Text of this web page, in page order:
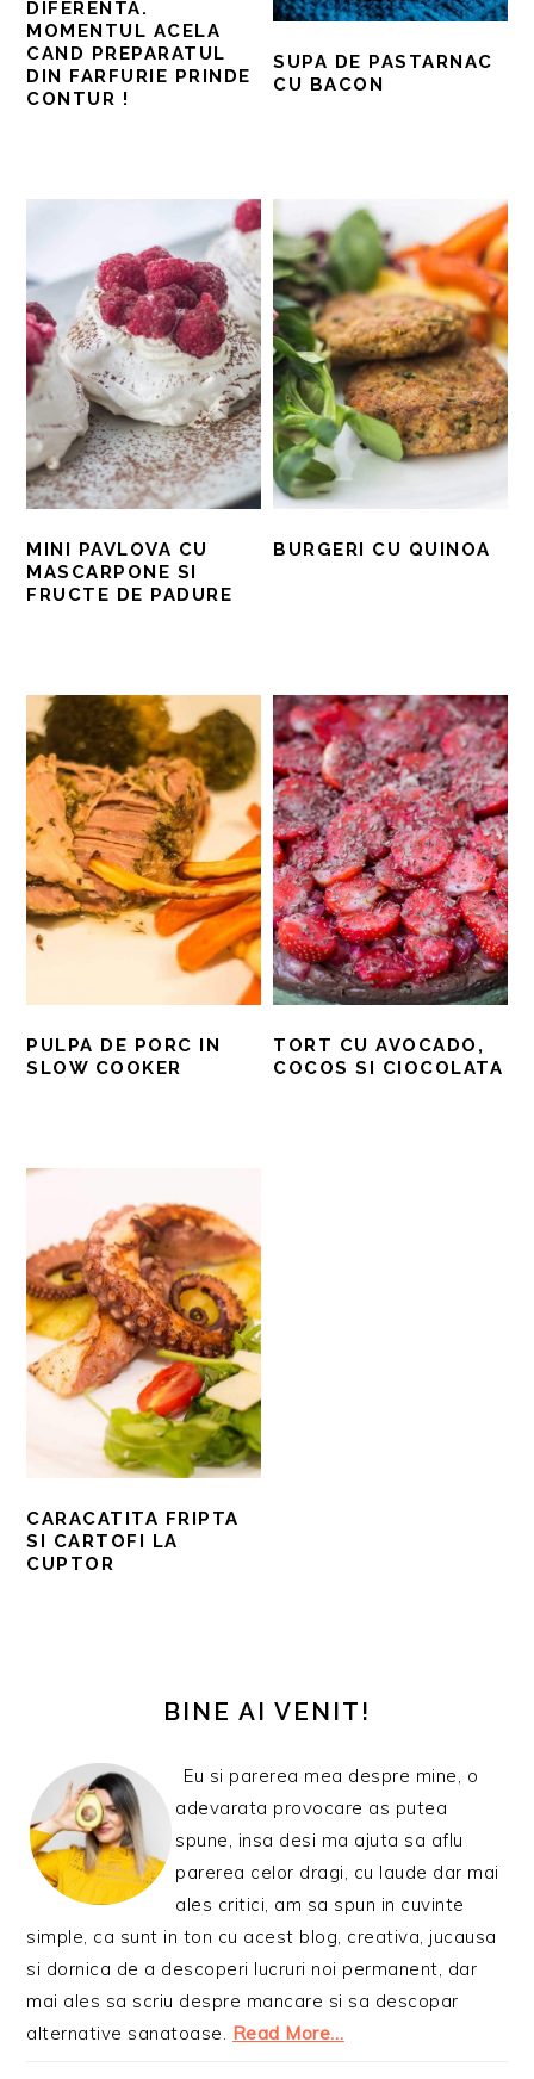
DIFERENTA.
MOMENTUL ACELA
CAND PREPARATUL
DIN FARFURIE PRINDE
CONTUR !
SUPA DE PASTARNAC
CU BACON
MINI PAVLOVA CU
MASCARPONE SI
FRUCTE DE PADURE
BURGERI CU QUINOA
PULPA DE PORC IN
SLOW COOKER
TORT CU AVOCADO,
COCOS SI CIOCOLATA
CARACATITA FRIPTA
SI CARTOFI LA
CUPTOR
PRINCIPALĂBINE AI VENIT!
Eu si parerea mea despre mine, o
adevarata provocare as putea
spune, insa desi ma ajuta sa aflu
parerea celor dragi, cu laude dar mai
ales critici, am sa spun in cuvinte
simple, ca sunt in ton cu acest blog, creativa, jucausa
si dornica de a descoperi lucruri noi permanent, dar
mai ales sa scriu despre mancare si sa descopar
alternative sanatoase. Read More…